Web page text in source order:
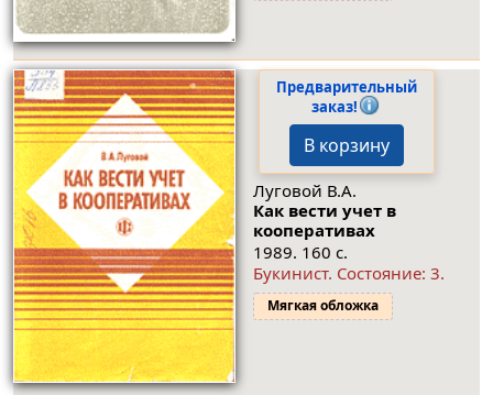
Предварительный
заказ!
В корзину
Луговой В.А.
Как вести учет в
кооперативах
1989. 160 с.
Букинист. Состояние: 3.
Мягкая обложка